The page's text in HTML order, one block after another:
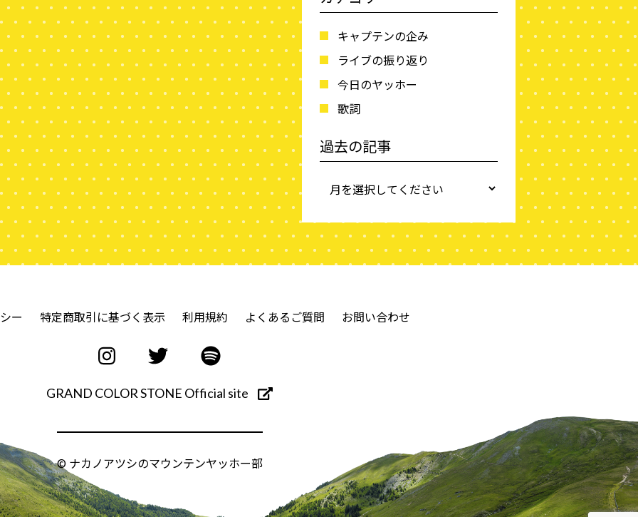
キャプテンの企み
ライブの振り返り
今日のヤッホー
歌詞
過去の記事
ー 特定商取引に基づく表示 利用規約 よくあるご質問 お問い合わせ
GRAND COLOR STONE Official site
© ナカノアツシのマウンテンヤッホー部